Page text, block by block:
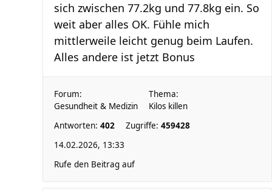
sich zwischen 77.2kg und 77.8kg ein. So
weit aber alles OK. Fühle mich
mittlerweile leicht genug beim Laufen.
Alles andere ist jetzt Bonus
Forum:
Gesundheit & Medizin
Thema:
Kilos killen
Antworten: 402 Zugriffe: 459428
14.02.2026, 13:33
Rufe den Beitrag auf